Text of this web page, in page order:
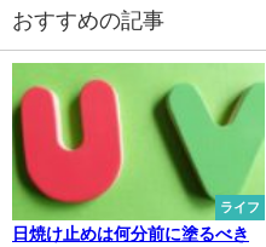
おすすめの記事
ライフ
日焼け止めは何分前に塗るべき